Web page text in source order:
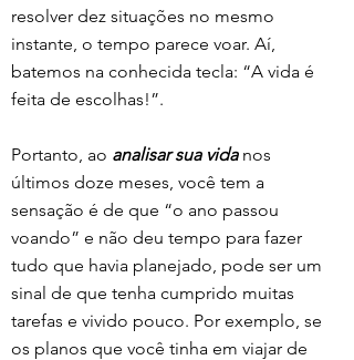
resolver dez situações no mesmo
instante, o tempo parece voar. Aí,
batemos na conhecida tecla: “A vida é
feita de escolhas!”.
Portanto, ao analisar sua vida nos
últimos doze meses, você tem a
sensação é de que “o ano passou
voando” e não deu tempo para fazer
tudo que havia planejado, pode ser um
sinal de que tenha cumprido muitas
tarefas e vivido pouco. Por exemplo, se
os planos que você tinha em viajar de